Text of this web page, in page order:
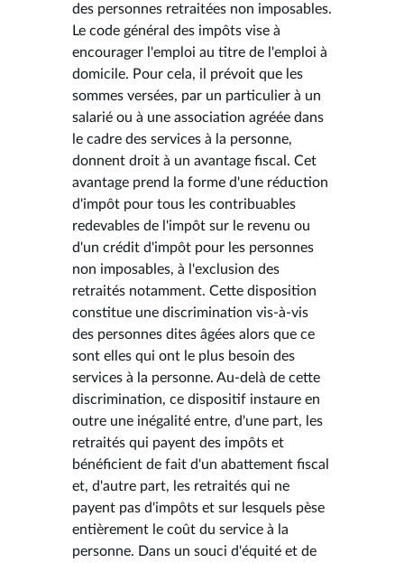
des personnes retraitées non imposables.
Le code général des impôts vise à
encourager l'emploi au titre de l'emploi à
domicile. Pour cela, il prévoit que les
sommes versées, par un particulier à un
salarié ou à une association agréée dans
le cadre des services à la personne,
donnent droit à un avantage fiscal. Cet
avantage prend la forme d'une réduction
d'impôt pour tous les contribuables
redevables de l'impôt sur le revenu ou
d'un crédit d'impôt pour les personnes
non imposables, à l'exclusion des
retraités notamment. Cette disposition
constitue une discrimination vis-à-vis
des personnes dites âgées alors que ce
sont elles qui ont le plus besoin des
services à la personne. Au-delà de cette
discrimination, ce dispositif instaure en
outre une inégalité entre, d'une part, les
retraités qui payent des impôts et
bénéficient de fait d'un abattement fiscal
et, d'autre part, les retraités qui ne
payent pas d'impôts et sur lesquels pèse
entièrement le coût du service à la
personne. Dans un souci d'équité et de